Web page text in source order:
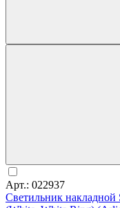
Арт.: 022937
Светильник